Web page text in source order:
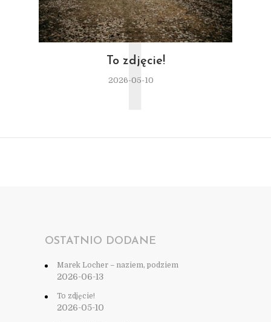
To zdjęcie!
2026-05-10
T
OSTATNIO DODANE
Marek Locher – naziem, podziem
2026-06-13
To zdjęcie!
2026-05-10